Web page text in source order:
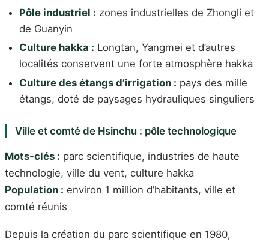
Pôle industriel : zones industrielles de Zhongli et
de Guanyin
Culture hakka : Longtan, Yangmei et d’autres
localités conservent une forte atmosphère hakka
Culture des étangs d’irrigation : pays des mille
étangs, doté de paysages hydrauliques singuliers
Ville et comté de Hsinchu : pôle technologique
Mots-clés : parc scientifique, industries de haute
technologie, ville du vent, culture hakka
Population : environ 1 million d’habitants, ville et
comté réunis
Depuis la création du parc scientifique en 1980,